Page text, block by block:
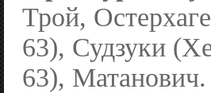
Трой,
63), Судзуки
63), Матанович.